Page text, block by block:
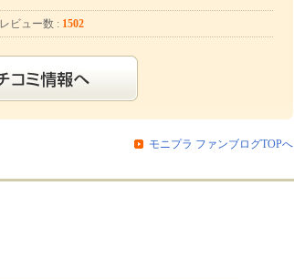
い。
、
。
レビュー数 : 1502
モニプラ ファンブログTOPへ